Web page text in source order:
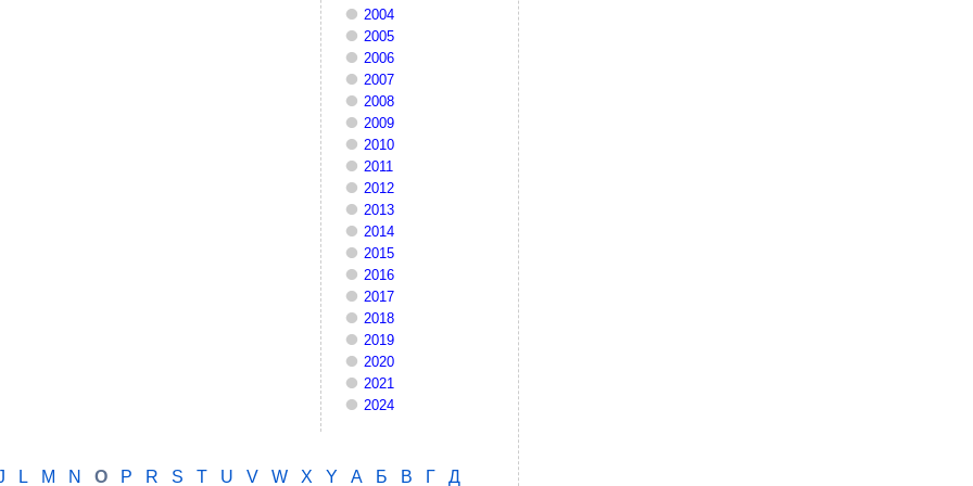
2004
2005
2006
2007
2008
2009
2010
2011
2012
2013
2014
2015
2016
2017
2018
2019
2020
2021
2024
L M N O P R S T U V W X Y А Б В Г
Д